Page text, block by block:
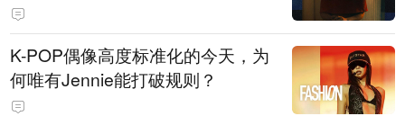
K-POP偶像高度标准化的今天，为
何唯有Jennie能打破规则？